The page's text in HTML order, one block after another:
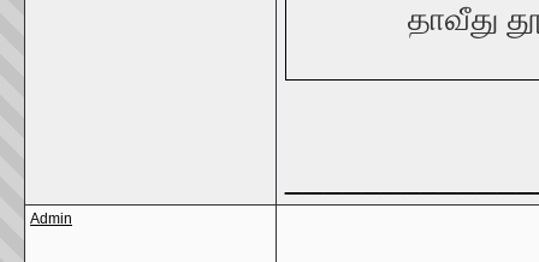
தாவீது
Admin